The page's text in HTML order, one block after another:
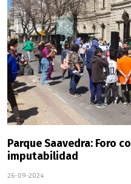
Parque Saavedra: Foro
imputabilidad
26-09-2024